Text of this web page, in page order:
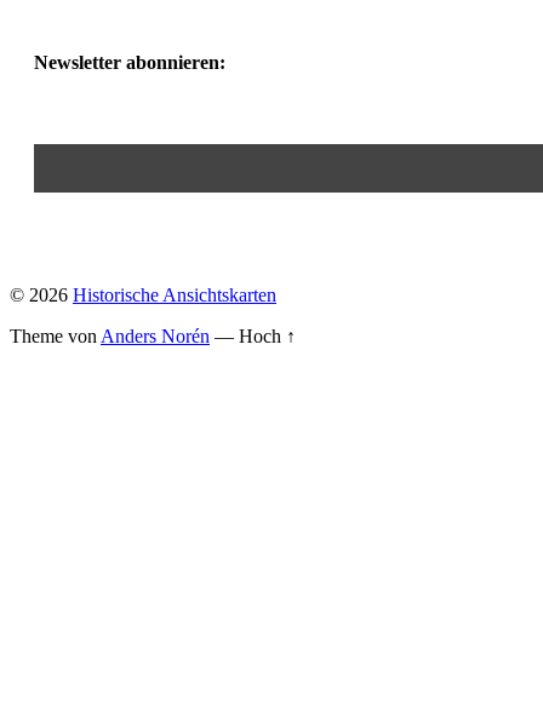
Newsletter abonnieren:
© 2026 Historische Ansichtskarten
Theme von Anders Norén — Hoch ↑